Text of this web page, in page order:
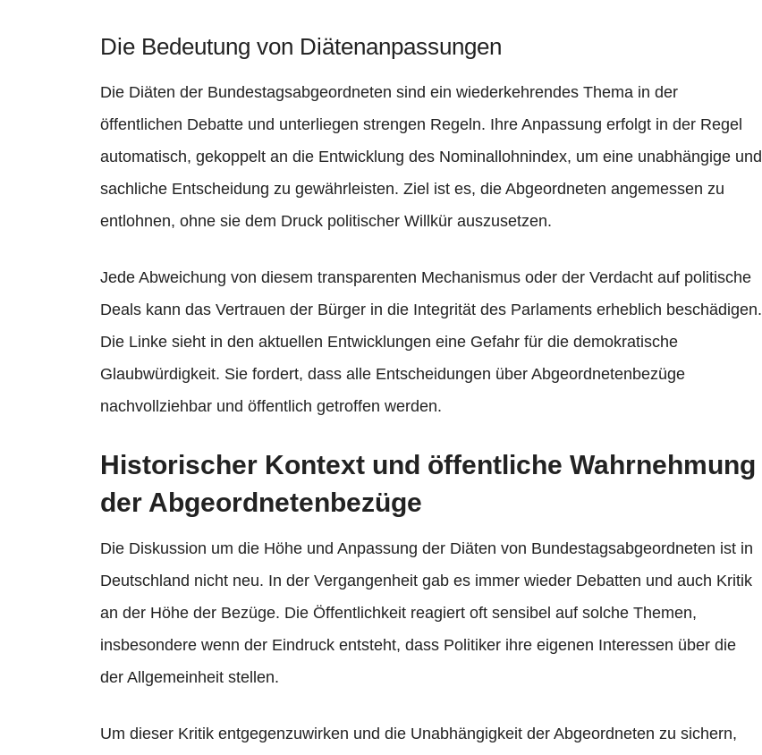
Die Bedeutung von Diätenanpassungen
Die Diäten der Bundestagsabgeordneten sind ein wiederkehrendes Thema in der
öffentlichen Debatte und unterliegen strengen Regeln. Ihre Anpassung erfolgt in der Regel
automatisch, gekoppelt an die Entwicklung des Nominallohnindex, um eine unabhängige und
sachliche Entscheidung zu gewährleisten. Ziel ist es, die Abgeordneten angemessen zu
entlohnen, ohne sie dem Druck politischer Willkür auszusetzen.
Jede Abweichung von diesem transparenten Mechanismus oder der Verdacht auf politische
Deals kann das Vertrauen der Bürger in die Integrität des Parlaments erheblich beschädigen.
Die Linke sieht in den aktuellen Entwicklungen eine Gefahr für die demokratische
Glaubwürdigkeit. Sie fordert, dass alle Entscheidungen über Abgeordnetenbezüge
nachvollziehbar und öffentlich getroffen werden.
Historischer Kontext und öffentliche Wahrnehmung
der Abgeordnetenbezüge
Die Diskussion um die Höhe und Anpassung der Diäten von Bundestagsabgeordneten ist in
Deutschland nicht neu. In der Vergangenheit gab es immer wieder Debatten und auch Kritik
an der Höhe der Bezüge. Die Öffentlichkeit reagiert oft sensibel auf solche Themen,
insbesondere wenn der Eindruck entsteht, dass Politiker ihre eigenen Interessen über die
der Allgemeinheit stellen.
Um dieser Kritik entgegenzuwirken und die Unabhängigkeit der Abgeordneten zu sichern,